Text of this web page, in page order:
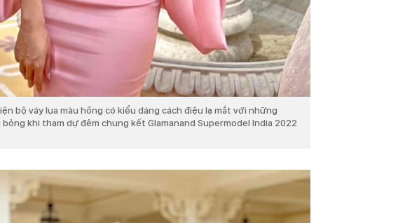
bộ váy lụa màu hồng có kiểu dáng cách điệu lạ mắt với những
khi tham dự đêm chung kết Glamanand Supermodel India 2022